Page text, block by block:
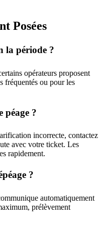
Posées
la période ?
opérateurs proposent
fréquentés ou pour les
péage ?
incorrecte, contactez
avec votre ticket. Les
rapidement.
?
automatiquement
prélèvement